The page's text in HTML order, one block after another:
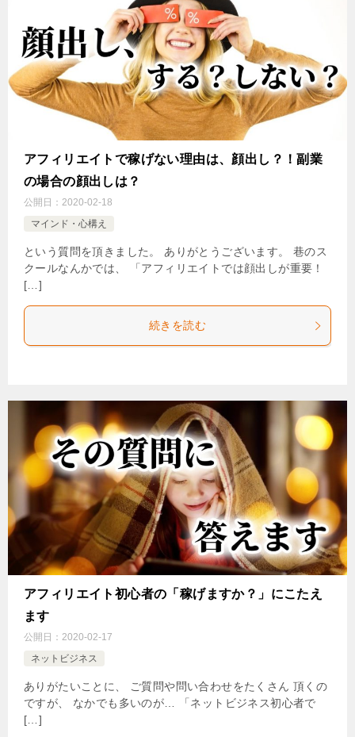
アフィリエイトで稼げない理由は、顔出し？！副業
の場合の顔出しは？
公開日： 2020-02-18
マインド・心構え
という質問を頂きました。 ありがとうございます。 巷のス
クールなんかでは、 「アフィリエイトでは顔出しが重要！
[…]
続きを読む
アフィリエイト初心者の「稼げますか？」にこたえ
ます
公開日： 2020-02-17
ネットビジネス
ありがたいことに、 ご質問や問い合わせをたくさん 頂くの
ですが、 なかでも多いのが… 「ネットビジネス初心者で
[…]